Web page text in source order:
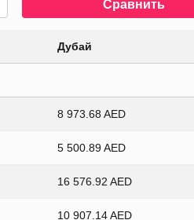
Сравнить
Дубай
8 973.68 AED
5 500.89 AED
16 576.92 AED
10 907.14 AED